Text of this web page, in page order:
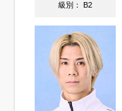
級別：B2